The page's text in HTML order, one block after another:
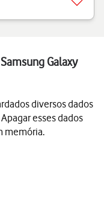
Galaxy
diversos dados
esses dados
memória.